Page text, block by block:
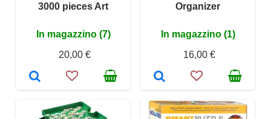
3000 pieces Art
In magazzino (7)
20,00 €
Organizer
In magazzino (1)
16,00 €